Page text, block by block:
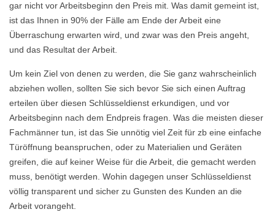
gar nicht vor Arbeitsbeginn den Preis mit. Was damit gemeint ist,
ist das Ihnen in 90% der Fälle am Ende der Arbeit eine
Überraschung erwarten wird, und zwar was den Preis angeht,
und das Resultat der Arbeit.
Um kein Ziel von denen zu werden, die Sie ganz wahrscheinlich
abziehen wollen, sollten Sie sich bevor Sie sich einen Auftrag
erteilen über diesen Schlüsseldienst erkundigen, und vor
Arbeitsbeginn nach dem Endpreis fragen. Was die meisten dieser
Fachmänner tun, ist das Sie unnötig viel Zeit für zb eine einfache
Türöffnung beanspruchen, oder zu Materialien und Geräten
greifen, die auf keiner Weise für die Arbeit, die gemacht werden
muss, benötigt werden. Wohin dagegen unser Schlüsseldienst
völlig transparent und sicher zu Gunsten des Kunden an die
Arbeit vorangeht.